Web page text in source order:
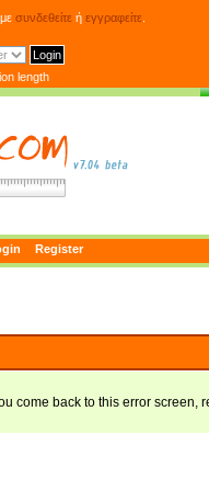
συνδεθείτε ή εγγραφείτε
length
Register
come back to this error screen,